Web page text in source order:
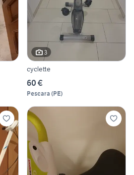
3
cyclette
60 €
Pescara (PE)